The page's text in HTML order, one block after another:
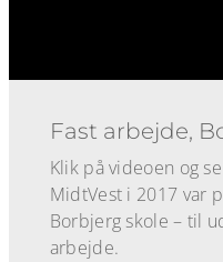
Fast arbejde,
Klik på videoen og
MidtVest i 2017 var
Borbjerg skole – til
arbejde.